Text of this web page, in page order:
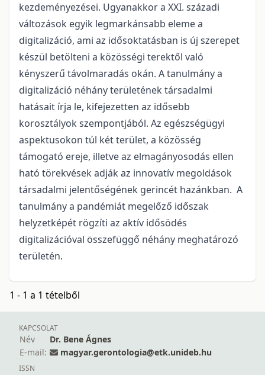
kezdeményezései. Ugyanakkor a XXI. századi
változások egyik legmarkánsabb eleme a
digitalizáció, ami az idősoktatásban is új szerepet
készül betölteni a közösségi terektől való
kényszerű távolmaradás okán. A tanulmány a
digitalizáció néhány területének társadalmi
hatásait írja le, kifejezetten az idősebb
korosztályok szempontjából. Az egészségügyi
aspektusokon túl két terület, a közösség
támogató ereje, illetve az elmagányosodás ellen
ható törekvések adják az innovatív megoldások
társadalmi jelentőségének gerincét hazánkban. A
tanulmány a pandémiát megelőző időszak
helyzetképét rögzíti az aktív idősödés
digitalizációval összefüggő néhány meghatározó
területén.
1 - 1 a 1 tételből
KAPCSOLAT
Név
Dr. Bene Ágnes
E-mail:
magyar.gerontologia@etk.unideb.hu
ISSN